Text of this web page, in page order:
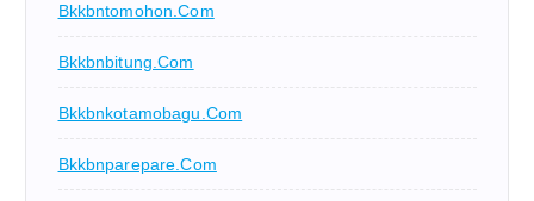
Bkkbntomohon.com
Bkkbnbitung.com
Bkkbnkotamobagu.com
Bkkbnparepare.com